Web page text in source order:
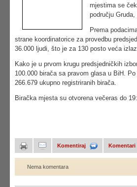
mjestima se
području
Prema
strane koordinatorice za provedbu
36.000 ljudi, što je za 130 posto veća
Kako je u prvom krugu predsjedničkih
100.000 birača sa pravom glasa u BiH.
266.679 ukupno registriranih birača.
Biračka mjesta su otvorena večeras do
Komentiraj Komentari
Nema komentara